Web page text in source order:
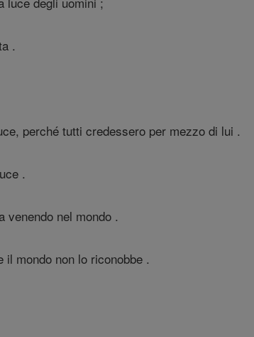
.
perché tutti credessero per mezzo di lui .
.
venendo nel mondo .
mondo non lo riconobbe .